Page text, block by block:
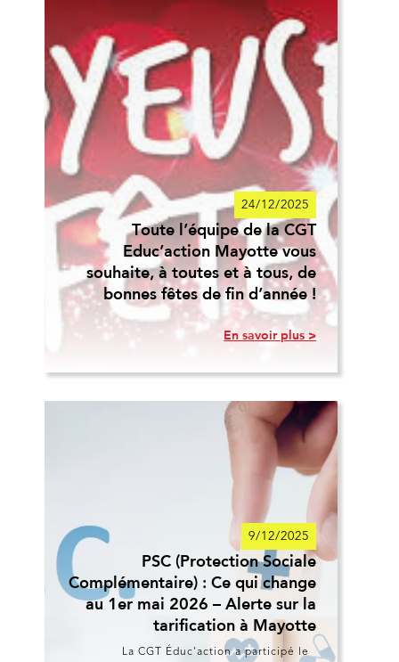
24/12/2025
Toute l’équipe de la CGT
Educ’action Mayotte vous
souhaite, à toutes et à tous, de
bonnes fêtes de fin d’année !
En savoir plus >
9/12/2025
PSC (Protection Sociale
Complémentaire) : Ce qui change
au 1er mai 2026 – Alerte sur la
tarification à Mayotte
La CGT Éduc'action a participé le